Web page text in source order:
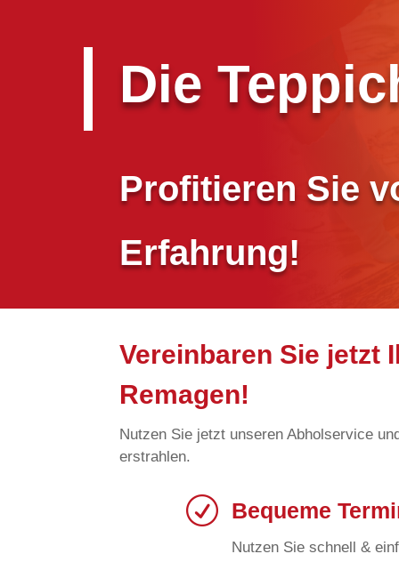
Die
Profitieren Sie
Erfahrung!
Vereinbaren Sie jetzt
Remagen!
Nutzen Sie jetzt unseren Abholservice
erstrahlen.
R Bequeme
Nutzen Sie schnell &